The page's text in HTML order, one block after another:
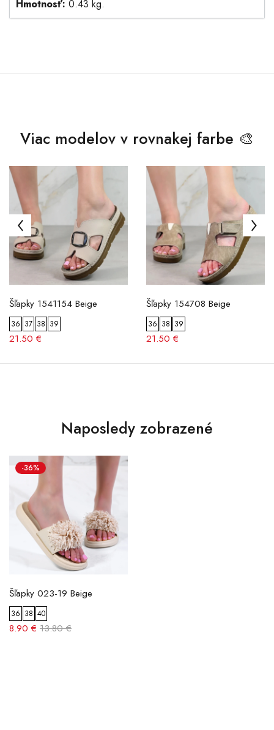
Hmotnosť: 0.43 kg.
Viac modelov v rovnakej farbe 🎨
Šľapky 1541154 Beige
36 37 38 39
21.50 €
Šľapky 154708 Beige
36 38 39
21.50 €
Naposledy zobrazené
-36%
Šľapky 023-19 Beige
36 38 40
8.90 € 13.80 €